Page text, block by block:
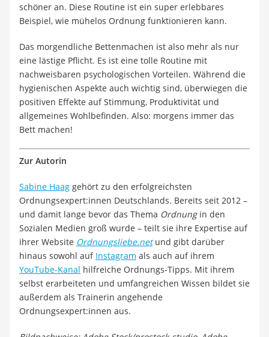
schöner an. Diese Routine ist ein super erlebbares
Beispiel, wie mühelos Ordnung funktionieren kann.
Das morgendliche Bettenmachen ist also mehr als nur
eine lästige Pflicht. Es ist eine tolle Routine mit
nachweisbaren psychologischen Vorteilen. Während die
hygienischen Aspekte auch wichtig sind, überwiegen die
positiven Effekte auf Stimmung, Produktivität und
allgemeines Wohlbefinden. Also: morgens immer das
Bett machen!
Zur Autorin
Sabine Haag gehört zu den erfolgreichsten
Ordnungsexpert:innen Deutschlands. Bereits seit 2012 –
und damit lange bevor das Thema Ordnungin den
Sozialen Medien groß wurde – teilt sie ihre Expertise auf
ihrer Website Ordnungsliebe.netund gibt darüber
hinaus sowohl auf Instagram als auch auf ihrem
YouTube-Kanal hilfreiche Ordnungs-Tipps. Mit ihrem
selbst erarbeiteten und umfangreichen Wissen bildet sie
außerdem als Trainerin angehende
Ordnungsexpert:innen aus.